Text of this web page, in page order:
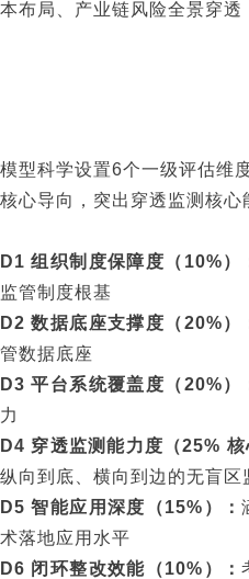
本布局、产业链风险全景穿透
模型科学设置6个一级评估维
核心导向，突出穿透监测核
D1 组织制度保障度（10%）
监管制度根基
D2 数据底座支撑度（20%）
管数据底座
D3 平台系统覆盖度（20%）
力
D4 穿透监测能力度（25% 核
纵向到底、横向到边的无盲区
D5 智能应用深度（15%）：
术落地应用水平
D6 闭环整改效能（10%）：